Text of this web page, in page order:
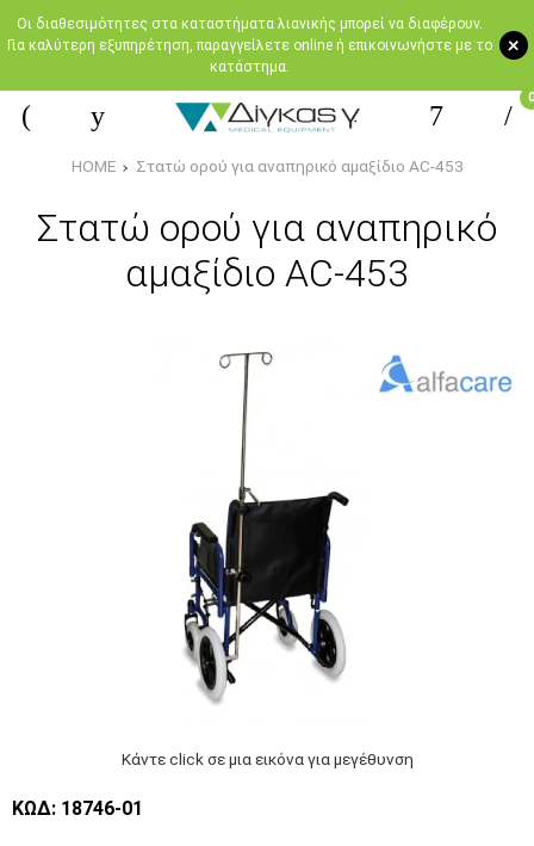
+
Oι διαθεσιμότητες στα καταστήματα λιανικής μπορεί να διαφέρουν.
Για καλύτερη εξυπηρέτηση, παραγγείλετε online ή επικοινωνήστε με το
κατάστημα.
0
HOME Στατώ ορού για αναπηρικό αμαξίδιο AC-453
Στατώ ορού για αναπηρικό
αμαξίδιο AC-453
Κάντε click σε μια εικόνα για μεγέθυνση
ΚΩΔ: 18746-01